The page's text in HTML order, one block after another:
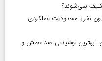
نمی‌شوند؟
در ایران | بیش از ۱۰.۵ میلیون نفر با محدودیت عملکردی
| بهترین نوشیدنی ضد عطش و